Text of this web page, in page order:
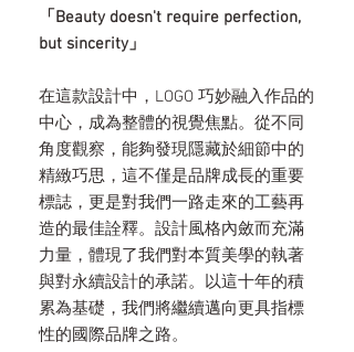
「Beauty doesn't require perfection,
but sincerity」
在這款設計中，LOGO 巧妙融入作品的
中心，成為整體的視覺焦點。從不同
角度觀察，能夠發現隱藏於細節中的
精緻巧思，這不僅是品牌成長的重要
標誌，更是對我們一路走來的工藝再
造的最佳詮釋。設計風格內斂而充滿
力量，體現了我們對本質美學的執著
與對永續設計的承諾。以這十年的積
累為基礎，我們將繼續邁向更具指標
性的國際品牌之路。